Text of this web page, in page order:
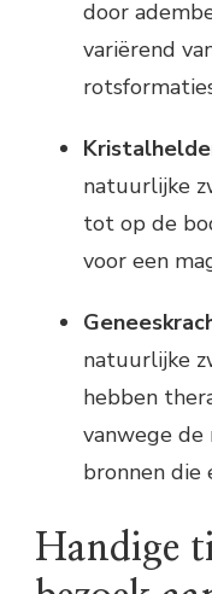
door
variërend
natuurlijke
tot op de
voor een
natuurlijke
hebben
vanwege
bronnen die
Handige